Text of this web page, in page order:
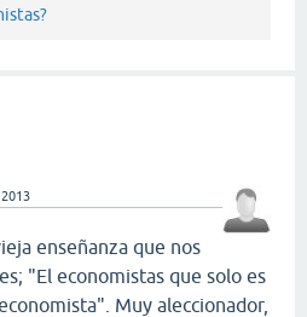
enseñanza que nos
"El economistas que solo es
Muy aleccionador,